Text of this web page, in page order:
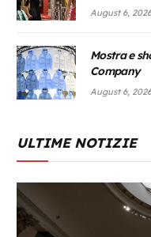
August 6, 2026
Mostra e
Company
August 6, 2026
ULTIME NOTIZIE